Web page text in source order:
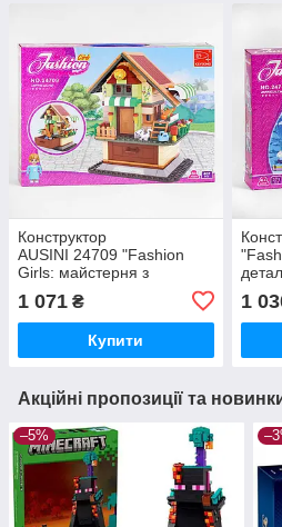
Конструктор
AUSINI 24709 "Fashion
Girls: майстерня з
виготовлення соку", 407
деталей
1 071 ₴
Купити
1
Акційні пропозиції та
–5%